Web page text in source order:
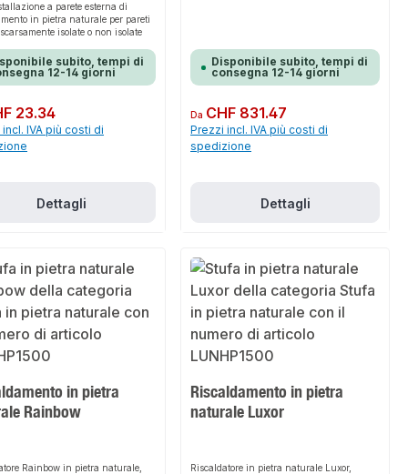
a parete esterna di
in pietra naturale per pareti
isolate o non isolate
subito, tempi di
12-14 giorni
23.34
IVA più costi di
Dettagli
Disponibile subito, tempi di
consegna 12-14 giorni
Prezzo normale:
Da CHF 831.47
Prezzi incl. IVA più costi di
spedizione
Dettagli
in pietra
Rainbow
Rainbow in pietra naturale,
Riscaldamento in pietra
naturale Luxor
Riscaldatore in pietra naturale Luxor,